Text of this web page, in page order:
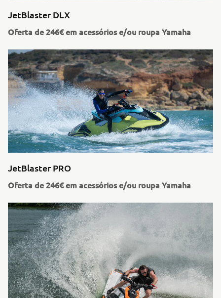
JetBlaster DLX
Oferta de 246€ em acessórios e/ou roupa Yamaha
JetBlaster PRO
Oferta de 246€ em acessórios e/ou roupa Yamaha